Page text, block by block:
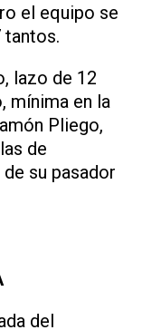
el equipo se
tantos.
lazo de 12
mínima en la
Pliego,
de
su pasador
del